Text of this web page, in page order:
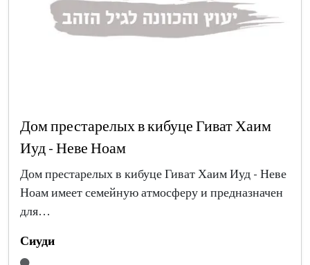
Дом престарелых в кибуце Гиват Хаим
Иуд - Неве Ноам
Дом престарелых в кибуце Гиват Хаим Иуд - Неве
Ноам имеет семейную атмосферу и предназначен
для…
Сиуди